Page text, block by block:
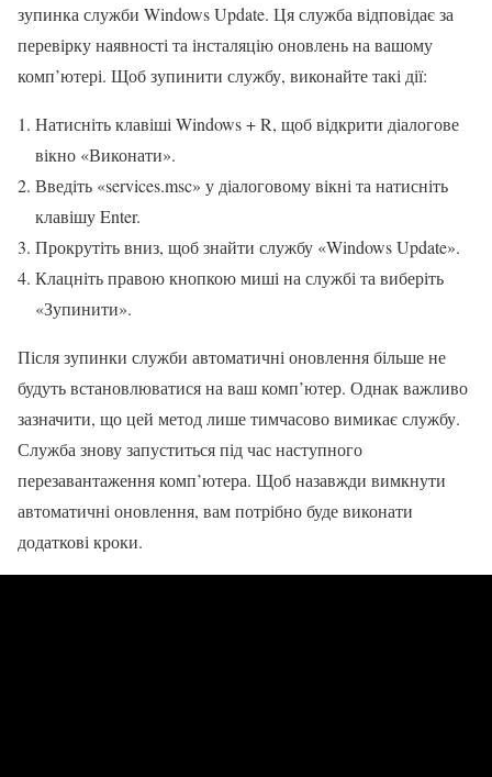
зупинка служби Windows Update. Ця служба відповідає за
перевірку наявності та інсталяцію оновлень на вашому
комп’ютері. Щоб зупинити службу, виконайте такі дії:
Натисніть клавіші Windows + R, щоб відкрити діалогове
вікно «Виконати».
Введіть «services.msc» у діалоговому вікні та натисніть
клавішу Enter.
Прокрутіть вниз, щоб знайти службу «Windows Update».
Клацніть правою кнопкою миші на службі та виберіть
«Зупинити».
Після зупинки служби автоматичні оновлення більше не
будуть встановлюватися на ваш комп’ютер. Однак важливо
зазначити, що цей метод лише тимчасово вимикає службу.
Служба знову запуститься під час наступного
перезавантаження комп’ютера. Щоб назавжди вимкнути
автоматичні оновлення, вам потрібно буде виконати
додаткові кроки.